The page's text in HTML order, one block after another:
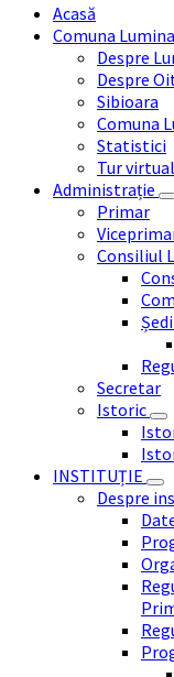
Acasă
Comuna Lumina
Despre
Despre
Sibioara
Comuna
Statistici
Tur virtual
Administrație
Primar
Consiliul
Secretar
Istoric
INSTITUȚIE
Despre